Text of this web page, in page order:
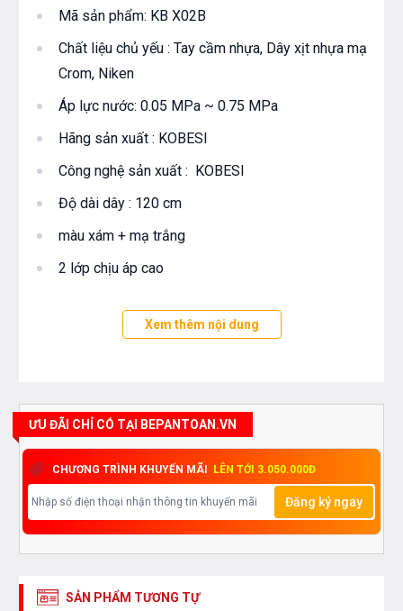
Mã sản phẩm: KB X02B
Chất liệu chủ yếu : Tay cầm nhựa, Dây xịt nhựa mạ
Crom, Niken
Áp lực nước: 0.05 MPa ~ 0.75 MPa
Hãng sản xuất : KOBESI
Công nghệ sản xuất : KOBESI
Độ dài dây : 120 cm
màu xám + mạ trắng
2 lớp chịu áp cao
Xem thêm nội dung
ƯU ĐÃI CHỈ CÓ TẠI BEPANTOAN.VN
CHƯƠNG TRÌNH KHUYẾN MÃI LÊN TỚI 3.050.000Đ
Đăng ký ngay
SẢN PHẨM TƯƠNG TỰ